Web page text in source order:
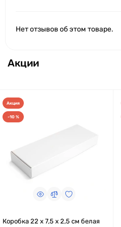
Нет отзывов об этом товаре.
Акции
Акция
-10 %
Коробка 22 x 7,5 x 2,5 см белая